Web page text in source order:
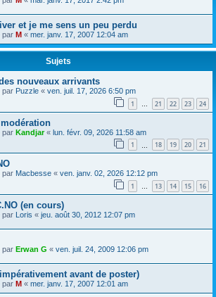
et je me sens un peu perdu
par M « mer. janv. 17, 2007 12:04 am
Sujets
nouveaux arrivants
par Puzzle « ven. juil. 17, 2026 6:50 pm
1 … 21 22 23 24
par Kandjar« lun. févr. 09, 2026 11:58 am
1 18 19 20 21
par Macbesse « ven. janv. 02, 2026 12:12 pm
1 … 13 14 15 16
(en cours)
par Loris « jeu. août 30, 2012 12:07 pm
par Erwan G « ven. juil. 24, 2009 12:06 pm
avant de poster)
par M « mer. janv. 17, 2007 12:01 am